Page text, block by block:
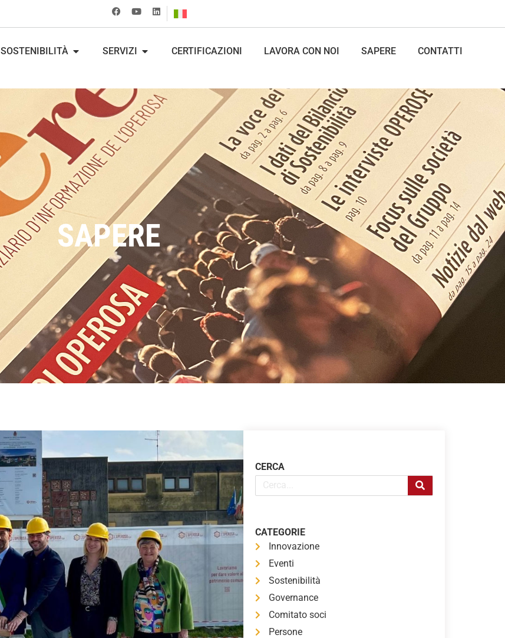
SOSTENIBILITÀ SERVIZI CERTIFICAZIONI LAVORA CON NOI SAPERE CONTATTI
SAPERE
CERCA
CATEGORIE
Innovazione
Eventi
Sostenibilità
Governance
Comitato soci
Persone